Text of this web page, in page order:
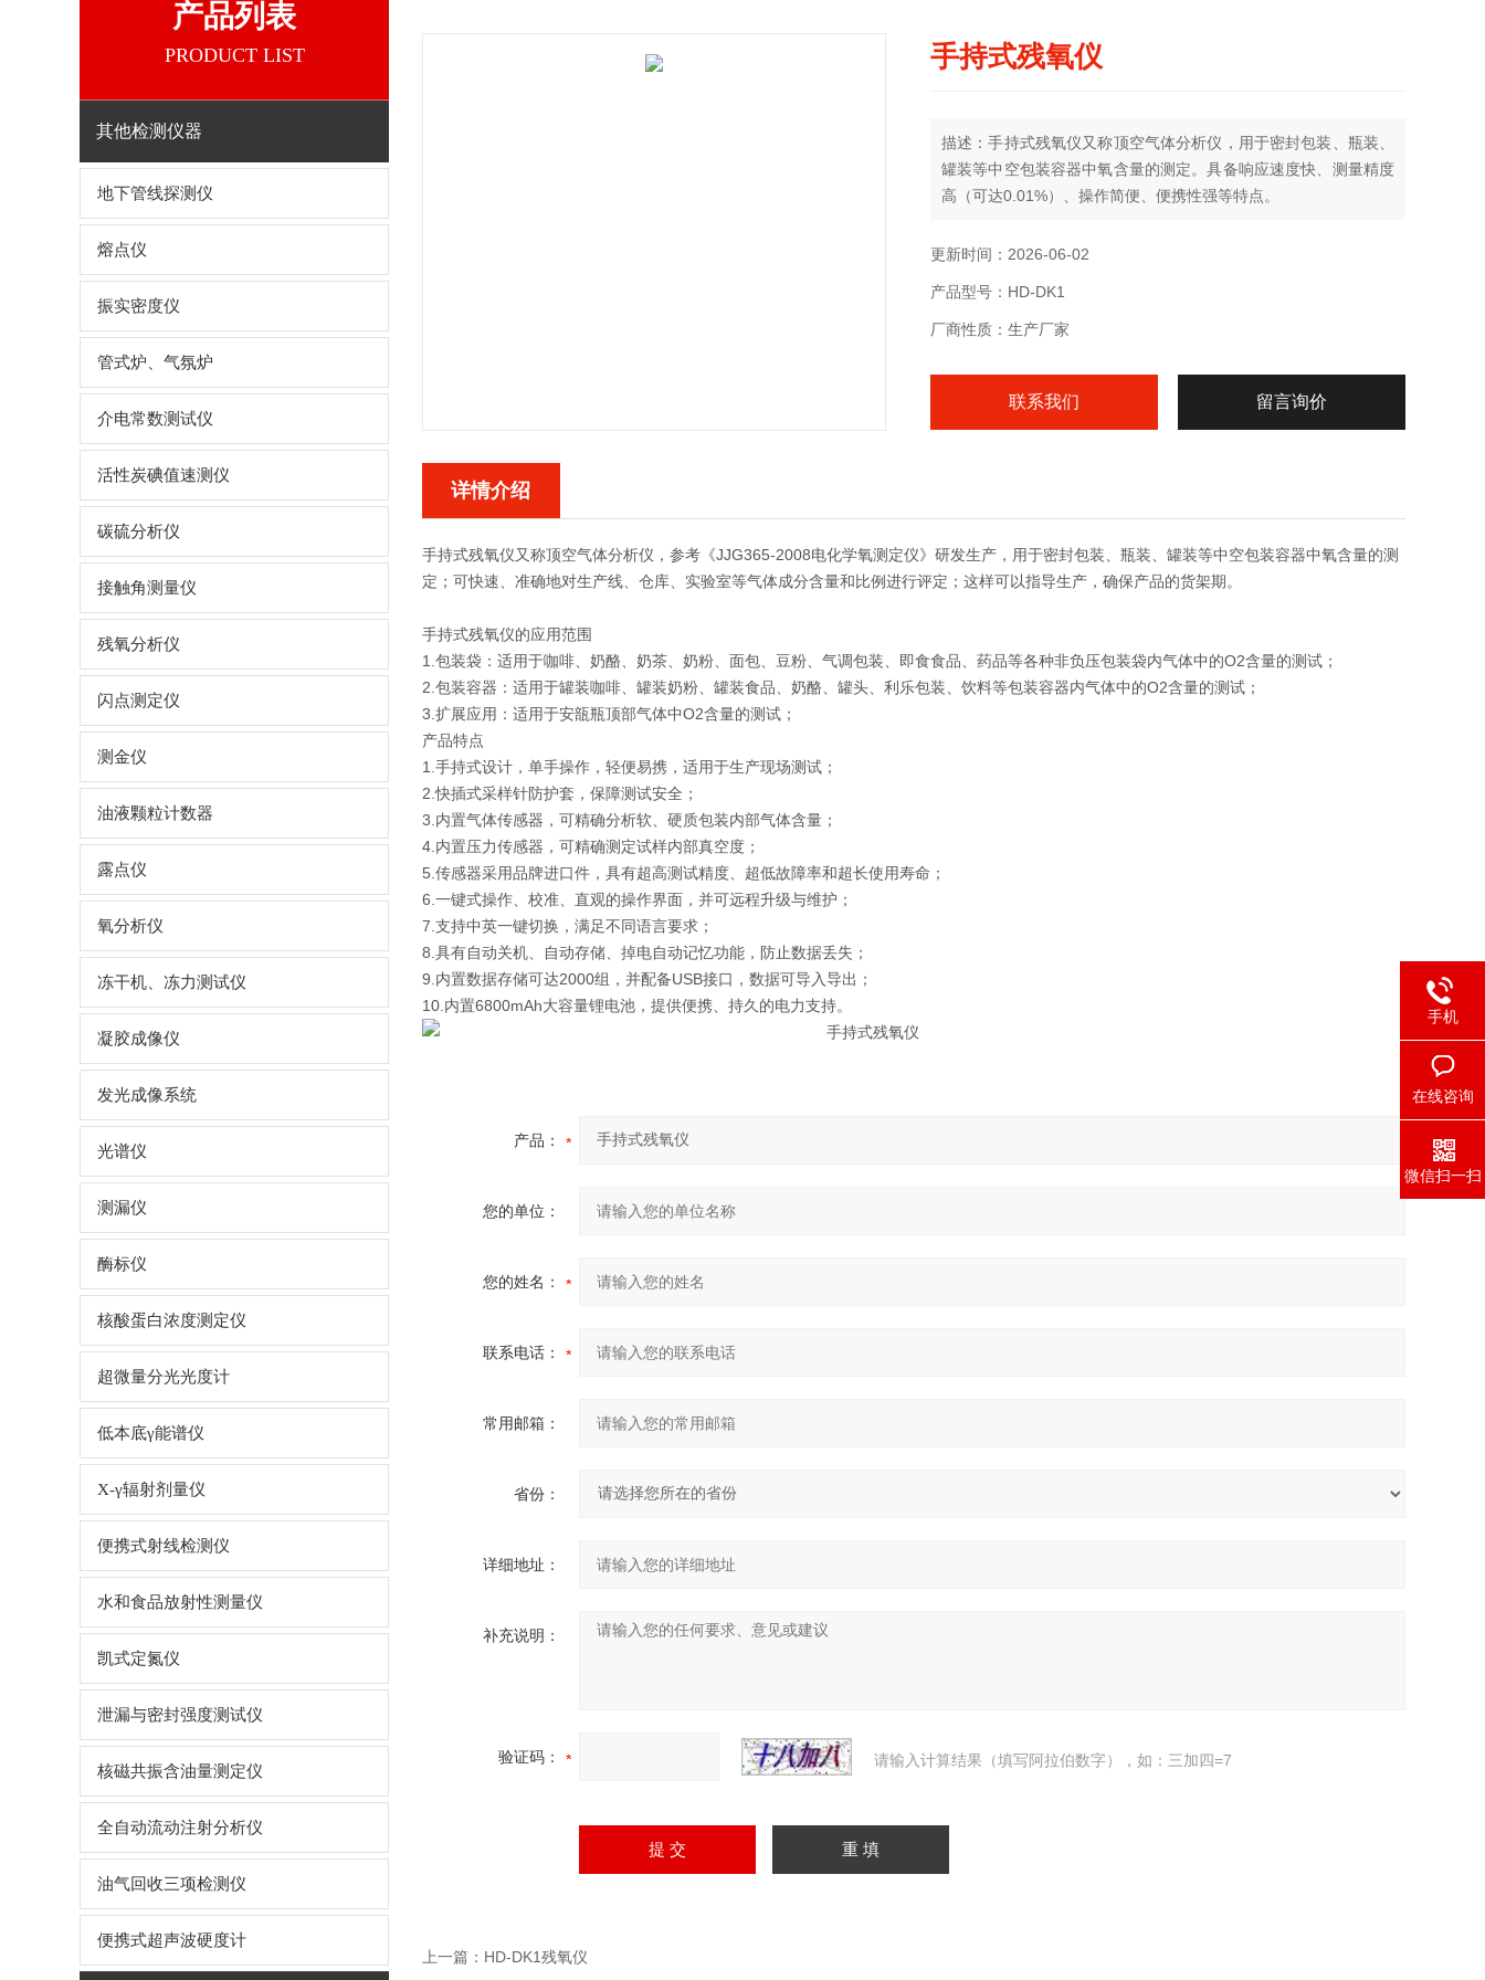
产品列表
PRODUCT LIST
其他检测仪器
地下管线探测仪
熔点仪
振实密度仪
管式炉、气氛炉
介电常数测试仪
活性炭碘值速测仪
碳硫分析仪
接触角测量仪
残氧分析仪
闪点测定仪
测金仪
油液颗粒计数器
露点仪
氧分析仪
冻干机、冻力测试仪
凝胶成像仪
发光成像系统
光谱仪
测漏仪
酶标仪
核酸蛋白浓度测定仪
超微量分光光度计
低本底γ能谱仪
X-γ辐射剂量仪
便携式射线检测仪
水和食品放射性测量仪
凯式定氮仪
泄漏与密封强度测试仪
核磁共振含油量测定仪
全自动流动注射分析仪
油气回收三项检测仪
便携式超声波硬度计
手持式残氧仪
描述：手持式残氧仪又称顶空气体分析仪，用于密封包装、瓶装、
罐装等中空包装容器中氧含量的测定。具备响应速度快、测量精度
高（可达0.01%）、操作简便、便携性强等特点。
更新时间：2026-06-02
产品型号：HD-DK1
厂商性质：生产厂家
联系我们 留言询价
详情介绍
手持式残氧仪又称顶空气体分析仪，参考《JJG365-2008电化学氧测定仪》研发生产，用于密封包装、瓶装、罐装等中空包装容器中氧含量的测
定；可快速、准确地对生产线、仓库、实验室等气体成分含量和比例进行评定；这样可以指导生产，确保产品的货架期。
手持式残氧仪的应用范围
1.包装袋：适用于咖啡、奶酪、奶茶、奶粉、面包、豆粉、气调包装、即食食品、药品等各种非负压包装袋内气体中的O2含量的测试；
2.包装容器：适用于罐装咖啡、罐装奶粉、罐装食品、奶酪、罐头、利乐包装、饮料等包装容器内气体中的O2含量的测试；
3.扩展应用：适用于安瓿瓶顶部气体中O2含量的测试；
产品特点
1.手持式设计，单手操作，轻便易携，适用于生产现场测试；
2.快插式采样针防护套，保障测试安全；
3.内置气体传感器，可精确分析软、硬质包装内部气体含量；
4.内置压力传感器，可精确测定试样内部真空度；
5.传感器采用品牌进口件，具有超高测试精度、超低故障率和超长使用寿命；
6.一键式操作、校准、直观的操作界面，并可远程升级与维护；
7.支持中英一键切换，满足不同语言要求；
8.具有自动关机、自动存储、掉电自动记忆功能，防止数据丢失；
9.内置数据存储可达2000组，并配备USB接口，数据可导入导出；
10.内置6800mAh大容量锂电池，提供便携、持久的电力支持。
产品：
您的单位：
您的姓名：
联系电话：
常用邮箱：
省份：
详细地址：
补充说明：
验证码： 请输入计算结果（填写阿拉伯数字），如：三加四=7
上一篇： HD-DK1残氧仪
手机
在线咨询
微信扫一扫